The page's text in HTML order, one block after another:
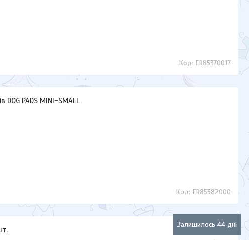
FR85370017
DOG PADS MINI-SMALL
FR85382000
Залишилось 44 дні